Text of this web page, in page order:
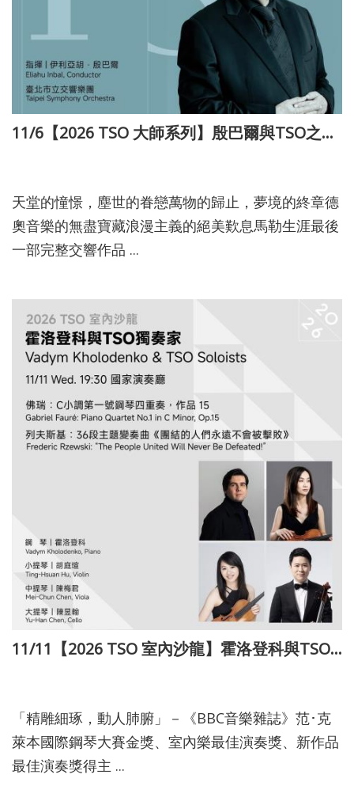
11/6【2026 TSO 大師系列】殷巴爾與TSO之馬勒第九號
天堂的憧憬，塵世的眷戀萬物的歸止，夢境的終章德
奧音樂的無盡寶藏浪漫主義的絕美歎息馬勒生涯最後
一部完整交響作品 ...
11/11【2026 TSO 室內沙龍】霍洛登科與TSO獨奏家
「精雕細琢，動人肺腑」－《BBC音樂雜誌》范･克
萊本國際鋼琴大賽金獎、室內樂最佳演奏獎、新作品
最佳演奏獎得主 ...